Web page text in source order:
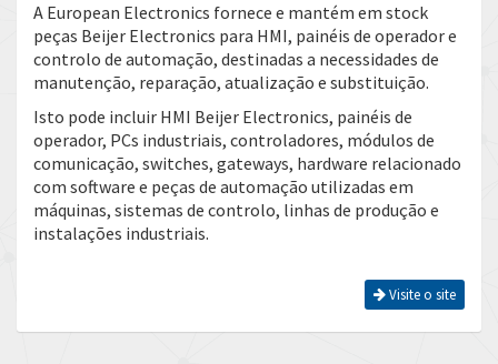
A European Electronics fornece e mantém em stock
peças Beijer Electronics para HMI, painéis de operador e
controlo de automação, destinadas a necessidades de
manutenção, reparação, atualização e substituição.
Isto pode incluir HMI Beijer Electronics, painéis de
operador, PCs industriais, controladores, módulos de
comunicação, switches, gateways, hardware relacionado
com software e peças de automação utilizadas em
máquinas, sistemas de controlo, linhas de produção e
instalações industriais.
Visite o site